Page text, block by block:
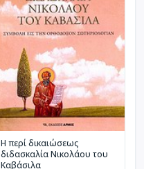
Η περί δικαιώσεως
διδασκαλία Νικολάου του
Καβάσιλα